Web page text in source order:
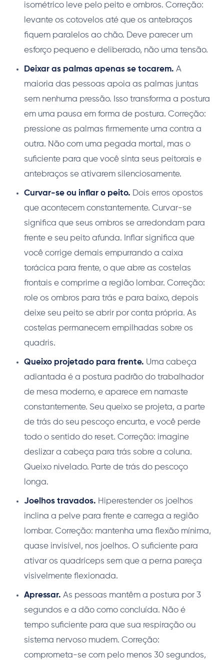
isométrico leve pelo peito e ombros. Correção:
levante os cotovelos até que os antebraços
fiquem paralelos ao chão. Deve parecer um
esforço pequeno e deliberado, não uma tensão.
Deixar as palmas apenas se tocarem. A
maioria das pessoas apoia as palmas juntas
sem nenhuma pressão. Isso transforma a postura
em uma pausa em forma de postura. Correção:
pressione as palmas firmemente uma contra a
outra. Não com uma pegada mortal, mas o
suficiente para que você sinta seus peitorais e
antebraços se ativarem silenciosamente.
Curvar-se ou inflar o peito. Dois erros opostos
que acontecem constantemente. Curvar-se
significa que seus ombros se arredondam para
frente e seu peito afunda. Inflar significa que
você corrige demais empurrando a caixa
torácica para frente, o que abre as costelas
frontais e comprime a região lombar. Correção:
role os ombros para trás e para baixo, depois
deixe seu peito se abrir por conta própria. As
costelas permanecem empilhadas sobre os
quadris.
Queixo projetado para frente. Uma cabeça
adiantada é a postura padrão do trabalhador
de mesa moderno, e aparece em namaste
constantemente. Seu queixo se projeta, a parte
de trás do seu pescoço encurta, e você perde
todo o sentido do reset. Correção: imagine
deslizar a cabeça para trás sobre a coluna.
Queixo nivelado. Parte de trás do pescoço
longa.
Joelhos travados. Hiperestender os joelhos
inclina a pelve para frente e carrega a região
lombar. Correção: mantenha uma flexão mínima,
quase invisível, nos joelhos. O suficiente para
ativar os quadríceps sem que a perna pareça
visivelmente flexionada.
Apressar. As pessoas mantêm a postura por 3
segundos e a dão como concluída. Não é
tempo suficiente para que sua respiração ou
sistema nervoso mudem. Correção:
comprometa-se com pelo menos 30 segundos,